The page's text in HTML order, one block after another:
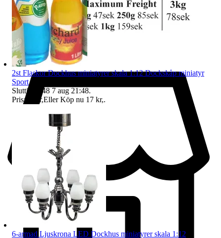
2st Flaskor Dockhus miniatyrer skala 1:12 Dockskåp miniatyr
Sport
Sluttid
21:48 7 aug 21:48.
Pris: 12 kr,Eller Köp nu 17 kr,.
6-armad Ljuskrona LED Dockhus miniatyrer skala 1:12